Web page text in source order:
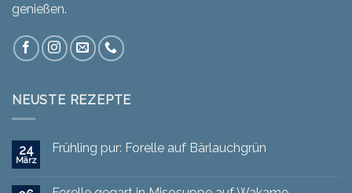
genießen.
NEUSTE REZEPTE
24
März
Frühling pur: Forelle auf Bärlauchgrün